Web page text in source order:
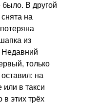
было. В другой
на
из
Недавний
только
на
или в такси
в этих трёх